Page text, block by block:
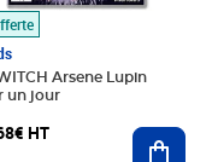
Arsene Lupin
un jour
HT